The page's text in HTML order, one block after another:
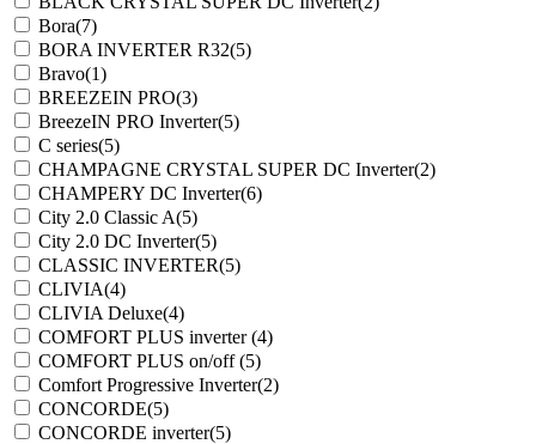
Bora(7)
BORA INVERTER R32(5)
Bravo(1)
BREEZEIN PRO(3)
BreezeIN PRO Inverter(5)
C series(5)
CHAMPAGNE CRYSTAL SUPER DC Inverter(2)
CHAMPERY DC Inverter(6)
City 2.0 Classic A(5)
City 2.0 DC Inverter(5)
CLASSIC INVERTER(5)
CLIVIA(4)
CLIVIA Deluxe(4)
COMFORT PLUS inverter(4)
COMFORT PLUS on/off(5)
Comfort Progressive Inverter(2)
CONCORDE(5)
CONCORDE inverter(5)